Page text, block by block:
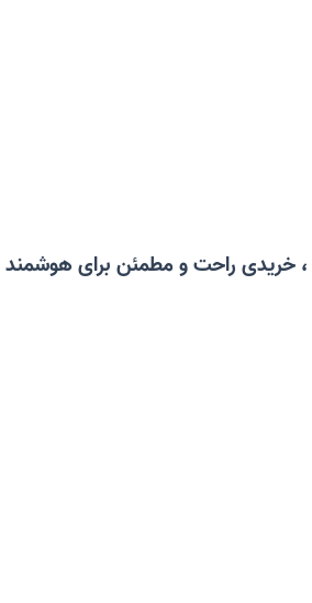
، خریدی راحت و مطمئن برای